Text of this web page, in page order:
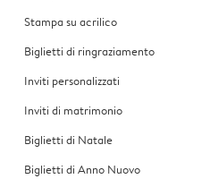
Stampa su acrilico
Biglietti di ringraziamento
Inviti personalizzati
Inviti di matrimonio
Biglietti di Natale
Biglietti di Anno Nuovo